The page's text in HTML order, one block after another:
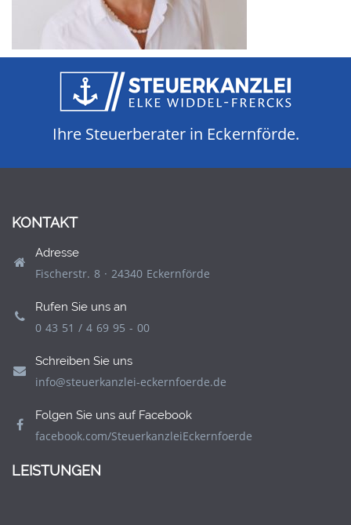
Ihre Steuerberater in Eckernförde.
KONTAKT
Adresse
Fischerstr. 8 · 24340 Eckernförde
Rufen Sie uns an
0 43 51 / 4 69 95 - 00
Schreiben Sie uns
info@steuerkanzlei-eckernfoerde.de
Folgen Sie uns auf Facebook
facebook.com/SteuerkanzleiEckernfoerde
LEISTUNGEN